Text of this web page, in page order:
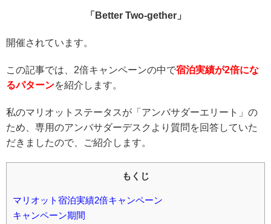
「Better Two-gether」
開催されています。
この記事では、2倍キャンペーンの中で宿泊実績が2倍にな
るパターンを紹介します。
私のマリオットステータスが「アンバサダーエリート」の
ため、専用のアンバサダーデスクより質問を回答していた
だきましたので、ご紹介します。
もくじ
マリオット宿泊実績2倍キャンペーン
キャンペーン期間